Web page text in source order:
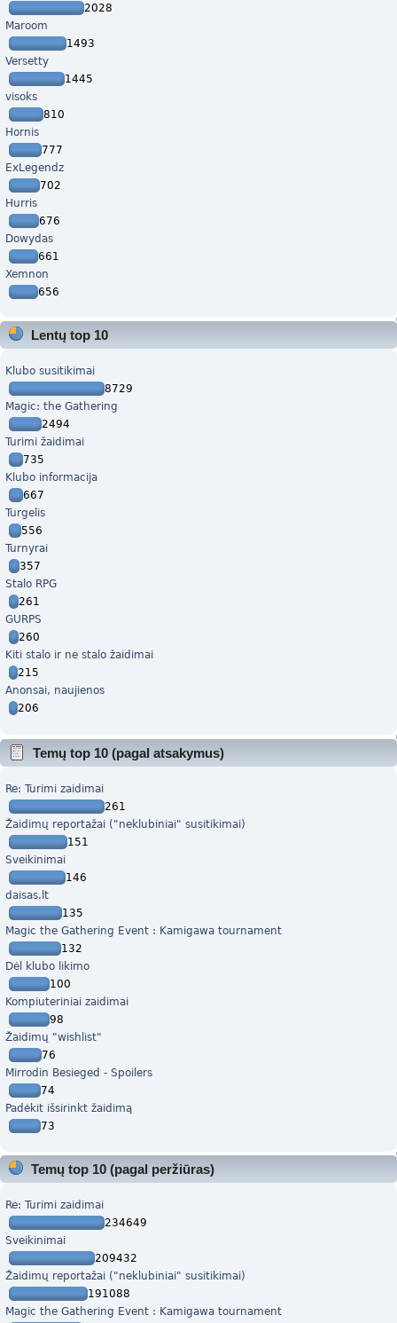
2028
Maroom
1493
Versetty
1445
visoks
810
Hornis
777
ExLegendz
702
Hurris
676
Dowydas
661
Xemnon
656
Lentų top 10
Klubo susitikimai
8729
Magic: the Gathering
2494
Turimi žaidimai
735
Klubo informacija
667
Turgelis
556
Turnyrai
357
Stalo RPG
261
GURPS
260
Kiti stalo ir ne stalo žaidimai
215
Anonsai, naujienos
206
Temų top 10 (pagal atsakymus)
Re: Turimi zaidimai
261
Žaidimų reportažai ("neklubiniai" susitikimai)
151
Sveikinimai
146
daisas.lt
135
Magic the Gathering Event : Kamigawa tournament
132
Dėl klubo likimo
100
Kompiuteriniai zaidimai
98
Žaidimų "wishlist"
76
Mirrodin Besieged - Spoilers
74
Padėkit išsirinkt žaidimą
73
Temų top 10 (pagal peržiūras)
Re: Turimi zaidimai
234649
Sveikinimai
209432
Žaidimų reportažai ("neklubiniai" susitikimai)
191088
Magic the Gathering Event : Kamigawa tournament